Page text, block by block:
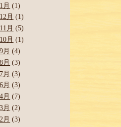
月 (1)
月 (1)
月 (5)
月 (1)
月 (4)
月 (3)
月 (3)
月 (3)
月 (7)
月 (2)
月 (3)